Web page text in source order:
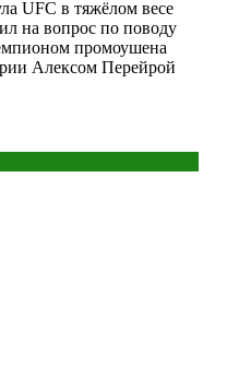
UFC в тяжёлом весе
на вопрос по поводу
промоушена
Алексом Перейрой